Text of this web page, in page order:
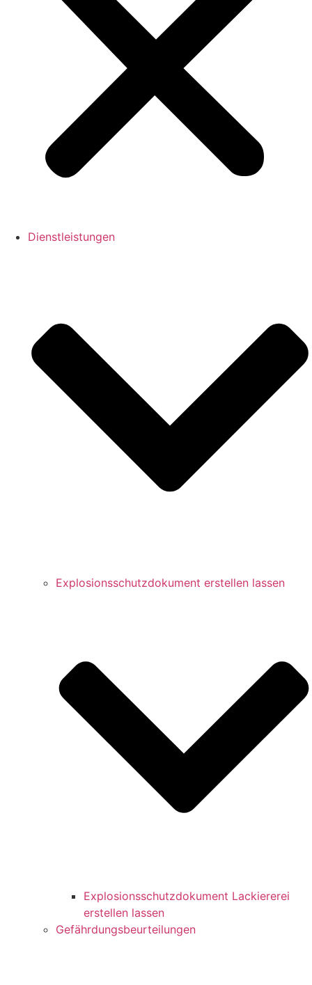
Dienstleistungen
Explosionsschutzdokument erstellen lassen
Explosionsschutzdokument Lackiererei
erstellen lassen
Gefährdungsbeurteilungen